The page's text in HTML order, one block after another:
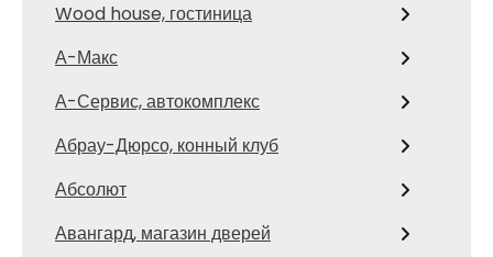
Wood house, гостиница
А-Макс
А-Сервис, автокомплекс
Абрау-Дюрсо, конный клуб
Абсолют
Авангард, магазин дверей